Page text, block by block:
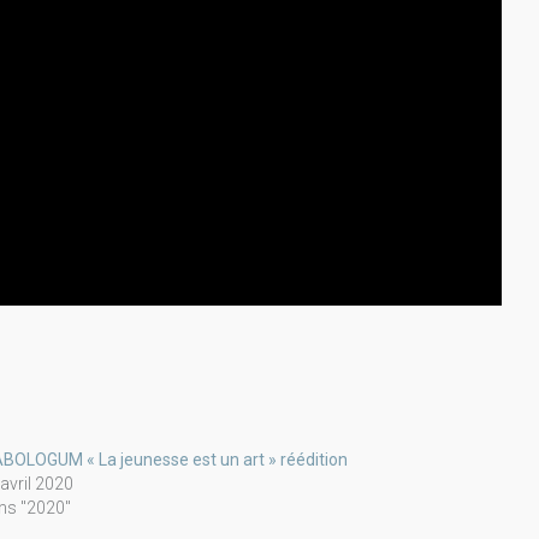
« La jeunesse est un art » réédition
2020
"2020"